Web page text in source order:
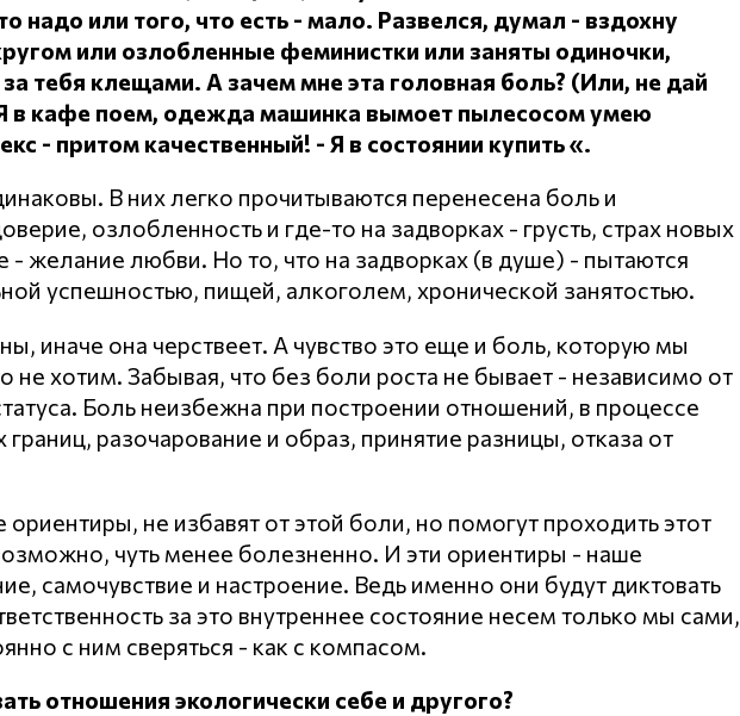
надо или того, что есть - мало. Развелся, думал - вздохну
или озлобленные феминистки или заняты одиночки,
за тебя клещами. А зачем мне эта головная боль? (Или, не дай
в кафе поем, одежда машинка вымоет пылесосом умею
- притом качественный! - Я в состоянии купить «.
В них легко прочитываются перенесена боль и
озлобленность и где-то на задворках - грусть, страх новых
- желание любви. Но то, что на задворках (в душе) - пытаются
успешностью, пищей, алкоголем, хронической занятостью.
иначе она черствеет. А чувство это еще и боль, которую мы
не хотим. Забывая, что без боли роста не бывает - независимо от
Боль неизбежна при построении отношений, в процессе
границ, разочарование и образ, принятие разницы, отказа от
ориентиры, не избавят от этой боли, но помогут проходить этот
чуть менее болезненно. И эти ориентиры - наше
самочувствие и настроение. Ведь именно они будут диктовать
за это внутреннее состояние несем только мы сами,
с ним сверяться - как с компасом.
отношения экологически себе и другого?